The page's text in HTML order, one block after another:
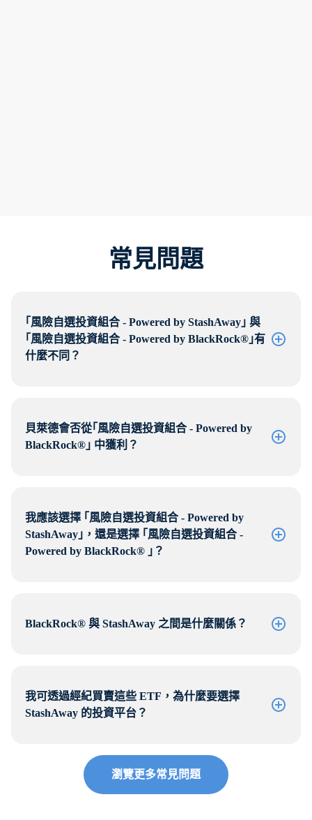
常見問題
｢風險自選投資組合 - Powered by StashAway｣ 與
｢風險自選投資組合 - Powered by BlackRock®｣有
什麼不同？
貝萊德會否從｢風險自選投資組合 - Powered by
BlackRock®｣ 中獲利？
我應該選擇 ｢風險自選投資組合 - Powered by
StashAway｣，還是選擇 ｢風險自選投資組合 -
Powered by BlackRock® ｣？
BlackRock® 與 StashAway 之間是什麼關係？
我可透過經紀買賣這些 ETF，為什麼要選擇
StashAway 的投資平台？
瀏覽更多常見問題